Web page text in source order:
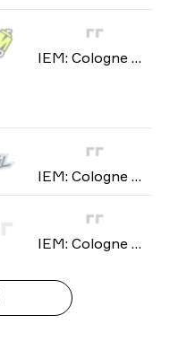
IEM: Cologne Major 2026
IEM: Cologne Major 2026
IEM: Cologne Major 2026